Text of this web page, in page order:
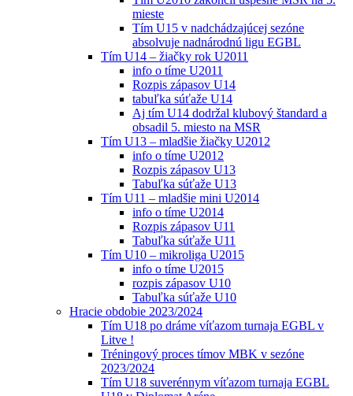
mieste
Tím U15 v nadchádzajúcej sezóne
absolvuje nadnárodnú ligu EGBL
Tím U14 – žiačky rok U2011
info o tíme U2011
Rozpis zápasov U14
tabuľka súťaže U14
Aj tím U14 dodržal klubový štandard a
obsadil 5. miesto na MSR
Tím U13 – mladšie žiačky U2012
info o tíme U2012
Rozpis zápasov U13
Tabuľka súťaže U13
Tím U11 – mladšie mini U2014
info o tíme U2014
Rozpis zápasov U11
Tabuľka súťaže U11
Tím U10 – mikroliga U2015
info o tíme U2015
rozpis zápasov U10
Tabuľka súťaže U10
Hracie obdobie 2023/2024
Tím U18 po dráme víťazom turnaja EGBL v
Litve !
Tréningový proces tímov MBK v sezóne
2023/2024
Tím U18 suverénnym víťazom turnaja EGBL